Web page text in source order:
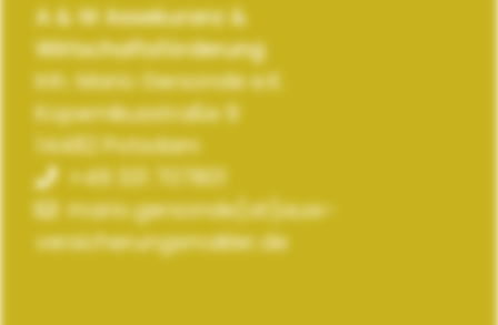
A & W Assekuranz &
Wirtschaftsförderung
Inh. Mario Gersonde e.K.
Kopernikusstraße 9
14482 Potsdam
+49 331 707801
mario.gersonde[at]auw-
versicherungsmakler.de